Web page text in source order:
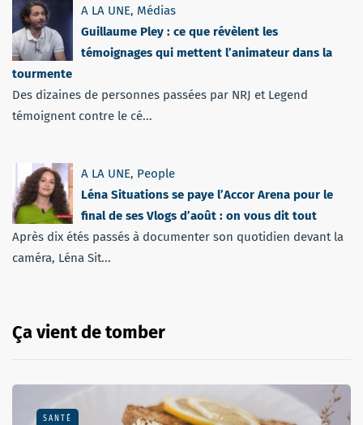
A LA UNE, Médias
Guillaume Pley : ce que révèlent les
témoignages qui mettent l’animateur dans la
tourmente
Des dizaines de personnes passées par NRJ et Legend
témoignent contre le cé...
A LA UNE, People
Léna Situations se paye l’Accor Arena pour le
final de ses Vlogs d’août : on vous dit tout
Après dix étés passés à documenter son quotidien devant la
caméra, Léna Sit...
Ça vient de tomber
SANTÉ